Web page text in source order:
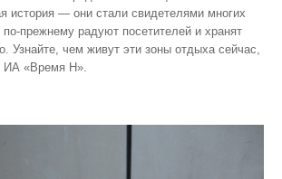
история — они стали свидетелями многих
радуют посетителей и хранят
Узнайте, чем живут эти зоны отдыха сейчас,
ИА «Время Н».